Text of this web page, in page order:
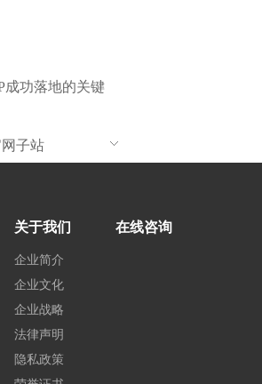
成功落地的关键
子站
关于我们
企业简介
企业文化
企业战略
法律声明
隐私政策
在线咨询